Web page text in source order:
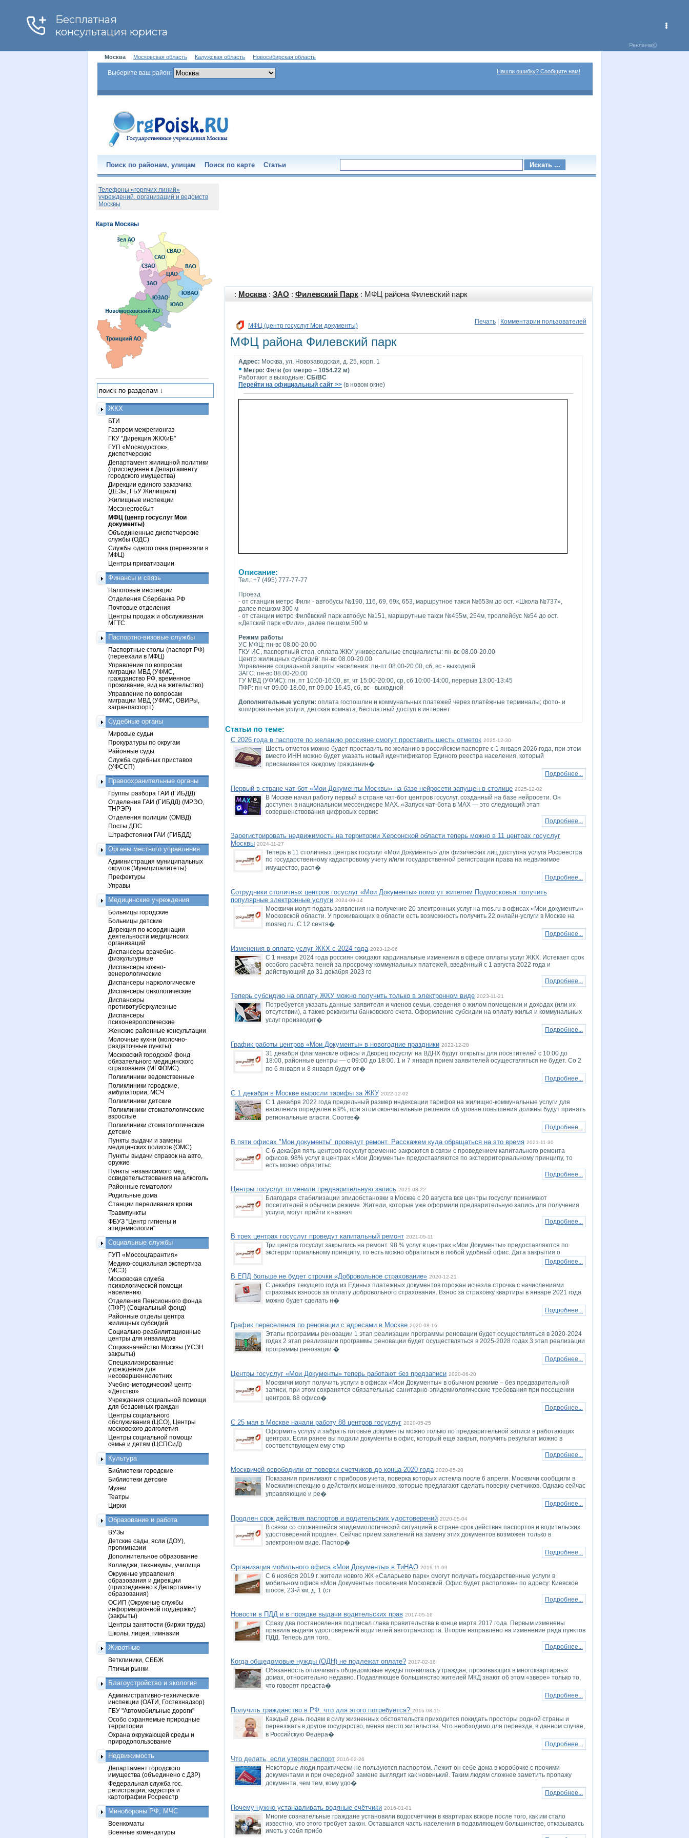
Москва Московская область Калужская область Новосибирская область
Выберите ваш район: Нашли ошибку? Сообщите нам!
Поиск по районам, улицам Поиск по карте Статьи
: Москва: ЗАО : Филевский Парк : МФЦ района Филевский парк
Печать Комментарии пользователей
МФЦ (центр госуслуг Мои документы)
МФЦ района Филевский парк
Адрес: Москва, ул. Новозаводская, д. 25, корп. 1
• Метро: Фили (от метро ~ 1054.22 м)
Работают в выходные: СБ/ВС
Перейти на официальный сайт >> (в новом окне)
Описание:
Тел.: +7 (495) 777-77-77
Проезд
- от станции метро Фили - автобусы №190, 116, 69, 69к, 653, маршрутное такси №653м до ост. «Школа №737»,
далее пешком 300 м
- от станции метро Филёвский парк автобус №151, маршрутные такси №455м, 254м, троллейбус №54 до ост.
«Детский парк «Фили», далее пешком 500 м
Режим работы
УС МФЦ: пн-вс 08.00-20.00
ГКУ ИС, паспортный стол, оплата ЖКУ, универсальные специалисты: пн-вс 08.00-20.00
Центр жилищных субсидий: пн-вс 08.00-20.00
Управление социальной защиты населения: пн-пт 08.00-20.00, сб, вс - выходной
ЗАГС: пн-вс 08.00-20.00
ГУ МВД (УФМС): пн, пт 10:00-16:00, вт, чт 15:00-20:00, ср, сб 10:00-14:00, перерыв 13:00-13:45
ПФР: пн-чт 09.00-18.00, пт 09.00-16.45, сб, вс - выходной
Дополнительные услуги: оплата госпошлин и коммунальных платежей через платёжные терминалы; фото- и
копировальные услуги; детская комната; бесплатный доступ в интернет
Статьи по теме:
С 2026 года в паспорте по желанию россияне смогут проставить шесть отметок 2025-12-30
Шесть отметок можно будет проставить по желанию в российском паспорте с 1 января 2026 года, при этом
вместо ИНН можно будет указать новый идентификатор Единого реестра населения, который
присваивается каждому гражданин�
Подробнее...
Первый в стране чат-бот «Мои Документы Москвы» на базе нейросети запущен в столице 2025-12-02
В Москве начал работу первый в стране чат-бот центров госуслуг, созданный на базе нейросети. Он
доступен в национальном мессенджере MAX. «Запуск чат-бота в MAX — это следующий этап
совершенствования цифровых сервис
Подробнее...
Зарегистрировать недвижимость на территории Херсонской области теперь можно в 11 центрах госуслуг
Москвы 2024-11-27
Теперь в 11 столичных центрах госуслуг «Мои Документы» для физических лиц доступна услуга Росреестра
по государственному кадастровому учету и/или государственной регистрации права на недвижимое
имущество, расп�
Подробнее...
Сотрудники столичных центров госуслуг «Мои Документы» помогут жителям Подмосковья получить
популярные электронные услуги 2024-09-14
Москвичи могут подать заявления на получение 20 электронных услуг на mos.ru в офисах «Мои документы»
Московской области. У проживающих в области есть возможность получить 22 онлайн-услуги в Москве на
mosreg.ru. С 12 сентя�
Подробнее...
Изменения в оплате услуг ЖКХ с 2024 года 2023-12-06
С 1 января 2024 года россиян ожидают кардинальные изменения в сфере оплаты услуг ЖКХ. Истекает срок
особого расчёта пеней за просрочку коммунальных платежей, введённый с 1 августа 2022 года и
действующий до 31 декабря 2023 го
Подробнее...
Теперь субсидию на оплату ЖКУ можно получить только в электронном виде 2023-11-21
Потребуется указать данные заявителя и членов семьи, сведения о жилом помещении и доходах (или их
отсутствии), а также реквизиты банковского счета. Оформление субсидии на оплату жилья и коммунальных
услуг производит�
Подробнее...
График работы центров «Мои Документы» в новогодние праздники 2022-12-28
31 декабря флагманские офисы и Дворец госуслуг на ВДНХ будут открыты для посетителей с 10:00 до
18:00, районные центры — с 09:00 до 18:00. 1 и 7 января прием заявителей осуществляться не будет. Со 2
по 6 января и 8 января будут от�
Подробнее...
С 1 декабря в Москве выросли тарифы за ЖКУ 2022-12-02
С 1 декабря 2022 года предельный размер индексации тарифов на жилищно-коммунальные услуги для
населения определен в 9%, при этом окончательные решения об уровне повышения должны будут принять
региональные власти. Соотве�
Подробнее...
В пяти офисах "Мои документы" проведут ремонт. Расскажем куда обращаться на это время 2021-11-30
С 6 декабря пять центров госуслуг временно закроются в связи с проведением капитального ремонта
офисов. 98% услуг в центрах «Мои Документы» предоставляются по экстерриториальному принципу, то
есть можно обратитьс
Подробнее...
Центры госуслуг отменили предварительную запись 2021-08-22
Благодаря стабилизации эпидобстановки в Москве с 20 августа все центры госуслуг принимают
посетителей в обычном режиме. Жители, которые уже оформили предварительную запись для получения
услуги, могут прийти к назнач
Подробнее...
В трех центрах госуслуг проведут капитальный ремонт 2021-05-11
Три центра госуслуг закрылись на ремонт. 98 % услуг в центрах «Мои Документы» предоставляются по
экстерриториальному принципу, то есть можно обратиться в любой удобный офис. Дата закрытия о
Подробнее...
В ЕПД больше не будет строчки «Добровольное страхование» 2020-12-21
С декабря текущего года из Единых платежных документов горожан исчезла строчка с начислениями
страховых взносов за оплату добровольного страхования. Взнос за страховку квартиры в январе 2021 года
можно будет сделать н�
Подробнее...
График переселения по реновации с адресами в Москве 2020-08-16
Этапы программы реновации 1 этап реализации программы реновации будет осуществляться в 2020-2024
годах 2 этап реализации программы реновации будет осуществляться в 2025-2028 годах 3 этап реализации
программы реновации �
Подробнее...
Центры госуслуг «Мои Документы» теперь работают без предзаписи 2020-06-20
Москвичи могут получить услуги в офисах «Мои Документы» в обычном режиме – без предварительной
записи, при этом сохранятся обязательные санитарно-эпидемиологические требования при посещении
центров. 88 офисо�
Подробнее...
С 25 мая в Москве начали работу 88 центров госуслуг 2020-05-25
Оформить услугу и забрать готовые документы можно только по предварительной записи в работающих
центрах. Если ранее вы подали документы в офис, который еще закрыт, получить результат можно в
соответствующем ему откр
Подробнее...
Москвичей освободили от поверки счетчиков до конца 2020 года 2020-05-20
Показания принимают с приборов учета, поверка которых истекла после 6 апреля. Москвичи сообщили в
Мосжилинспекцию о действиях мошенников, которые предлагают сделать поверку счетчиков. Однако сейчас
управляющие и ре�
Подробнее...
Продлен срок действия паспортов и водительских удостоверений 2020-05-04
В связи со сложившейся эпидемиологической ситуацией в стране срок действия паспортов и водительских
удостоверений продлен. Сейчас прием заявлений на замену этих документов возможен только в
электронном виде. Паспор�
Подробнее...
Организация мобильного офиса «Мои Документы» в ТиНАО 2019-11-09
С 6 ноября 2019 г. жители нового ЖК «Саларьево парк» смогут получать государственные услуги в
мобильном офисе «Мои Документы» поселения Московский. Офис будет расположен по адресу: Киевское
шоссе, 23-й км, д. 1 (ст
Подробнее...
Новости в ПДД и в порядке выдачи водительских прав 2017-05-16
Сразу два постановления подписал глава правительства в конце марта 2017 года. Первым изменены
правила выдачи удостоверений водителей автотранспорта. Второе направлено на изменение ряда пунктов
ПДД. Теперь для того,
Подробнее...
Когда общедомовые нужды (ОДН) не подлежат оплате? 2017-02-18
Обязанность оплачивать общедомовые нужды появилась у граждан, проживающих в многоквартирных
домах, относительно недавно. Подавляющее большинство жителей МКД знают об этом «звере» только то,
что говорят предста�
Подробнее...
Получить гражданство в РФ: что для этого потребуется? 2016-08-15
Каждый день людям в силу жизненных обстоятельств приходится покидать просторы родной страны и
переезжать в другое государство, меняя место жительства. Что необходимо для переезда, в данном случае,
в Российскую Федера�
Подробнее...
Что делать, если утерян паспорт 2016-02-26
Некоторые люди практически не пользуются паспортом. Лежит он себе дома в коробочке с прочими
документами и при очередной замене выглядит как новенький. Таким людям сложнее заметить пропажу
документа, чем тем, кому удо�
Подробнее...
Почему нужно устанавливать водяные счётчики 2016-01-01
Многие сознательные граждане установили водосчётчики в квартирах вскоре после того, как им стало
известно, что этого требует закон. Оставшаяся часть населения в подавляющем большинстве, отказываясь
иметь у себя прибо
Телефоны «горячих линий»
учреждений, организаций и ведомств
Москвы
ЖКХ
БТИ
Газпром межрегионгаз
ГКУ "Дирекция ЖКХиБ"
ГУП «Мосводосток»,
диспетчерские
Департамент жилищной политики
(присоединен к Департаменту
городского имущества)
Дирекции единого заказчика
(ДЕЗы, ГБУ Жилищник)
Жилищные инспекции
Мосэнергосбыт
МФЦ (центр госуслуг Мои
документы)
Объединенные диспетчерские
службы (ОДС)
Службы одного окна (переехали в
МФЦ)
Центры приватизации
Финансы и связь
Налоговые инспекции
Отделения Сбербанка РФ
Почтовые отделения
Центры продаж и обслуживания
МГТС
Паспортно-визовые службы
Паспортные столы (паспорт РФ)
(переехали в МФЦ)
Управление по вопросам
миграции МВД (УФМС,
гражданство РФ, временное
проживание, вид на жительство)
Управление по вопросам
миграции МВД (УФМС, ОВИРы,
загранпаспорт)
Судебные органы
Мировые судьи
Прокуратуры по округам
Районные суды
Служба судебных приставов
(УФССП)
Правоохранительные органы
Группы разбора ГАИ (ГИБДД)
Отделения ГАИ (ГИБДД) (МРЭО,
ТНРЭР)
Отделения полиции (ОМВД)
Посты ДПС
Штрафстоянки ГАИ (ГИБДД)
Органы местного управления
Администрация муниципальных
округов (Муниципалитеты)
Префектуры
Управы
Медицинские учреждения
Больницы городские
Больницы детские
Дирекция по координации
деятельности медицинских
организаций
Диспансеры врачебно-
физкультурные
Диспансеры кожно-
венерологические
Диспансеры наркологические
Диспансеры онкологические
Диспансеры
противотуберкулезные
Диспансеры
психоневрологические
Женские районные консультации
Молочные кухни (молочно-
раздаточные пункты)
Московский городской фонд
обязательного медицинского
страхования (МГФОМС)
Поликлиники ведомственные
Поликлиники городские,
амбулатории, МСЧ
Поликлиники детские
Поликлиники стоматологические
взрослые
Поликлиники стоматологические
детские
Пункты выдачи и замены
медицинских полисов (ОМС)
Пункты выдачи справок на авто,
оружие
Пункты независимого мед.
освидетельствования на алкоголь
Районные гематологи
Родильные дома
Станции переливания крови
Травмпункты
ФБУЗ "Центр гигиены и
эпидемиологии"
Социальные службы
ГУП «Моссоцгарантия»
Медико-социальная экспертиза
(МСЭ)
Московская служба
психологической помощи
населению
Отделения Пенсионного фонда
(ПФР) (Социальный фонд)
Районные отделы центра
жилищных субсидий
Социально-реабилитационные
центры для инвалидов
Соцказначейство Москвы (УСЗН
закрыты)
Специализированные
учреждения для
несовершеннолетних
Учебно-методический центр
«Детство»
Учреждения социальной помощи
для бездомных граждан
Центры социального
обслуживания (ЦСО), Центры
московского долголетия
Центры социальной помощи
семье и детям (ЦСПСиД)
Культура
Библиотеки городские
Библиотеки детские
Музеи
Театры
Цирки
Образование и работа
ВУЗы
Детские сады, ясли (ДОУ),
прогимназии
Дополнительное образование
Колледжи, техникумы, училища
Окружные управления
образования и дирекции
(присоединено к Департаменту
образования)
ОСИП (Окружные службы
информационной поддержки)
(закрыты)
Центры занятости (биржи труда)
Школы, лицеи, гимназии
Животные
Ветклиники, СББЖ
Птичьи рынки
Благоустройство и экология
Административно-технические
инспекции (ОАТИ, Гостехнадзор)
ГБУ "Автомобильные дороги"
Особо охраняемые природные
территории
Охрана окружающей среды и
природопользование
Недвижимость
Департамент городского
имущества (объединено с ДЗР)
Федеральная служба гос.
регистрации, кадастра и
картографии Росреестр
Минобороны РФ, МЧС
Военкоматы
Военные комендатуры